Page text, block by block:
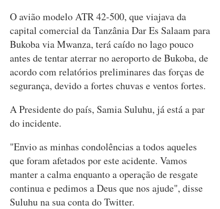
O avião modelo ATR 42-500, que viajava da
capital comercial da Tanzânia Dar Es Salaam para
Bukoba via Mwanza, terá caído no lago pouco
antes de tentar aterrar no aeroporto de Bukoba, de
acordo com relatórios preliminares das forças de
segurança, devido a fortes chuvas e ventos fortes.
A Presidente do país, Samia Suluhu, já está a par
do incidente.
"Envio as minhas condolências a todos aqueles
que foram afetados por este acidente. Vamos
manter a calma enquanto a operação de resgate
continua e pedimos a Deus que nos ajude", disse
Suluhu na sua conta do Twitter.